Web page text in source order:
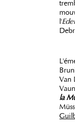
l'
Van
la